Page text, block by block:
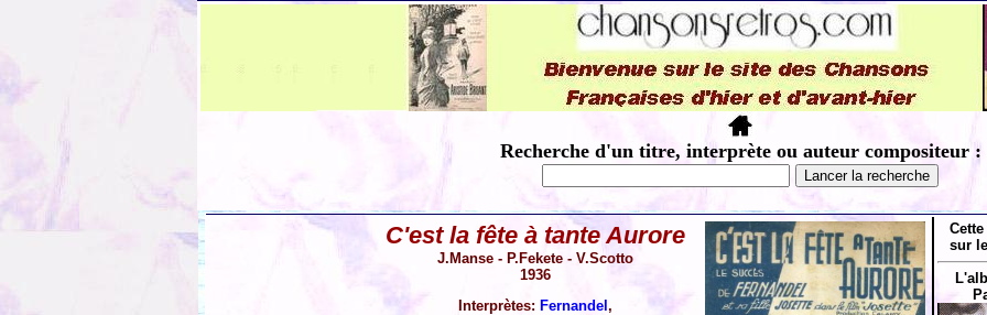
Recherche d'un titre, interprète ou auteur compositeur :
C'est la fête à tante Aurore
J.Manse - P.Fekete - V.Scotto
1936
Interprètes: Fernandel ,
sur